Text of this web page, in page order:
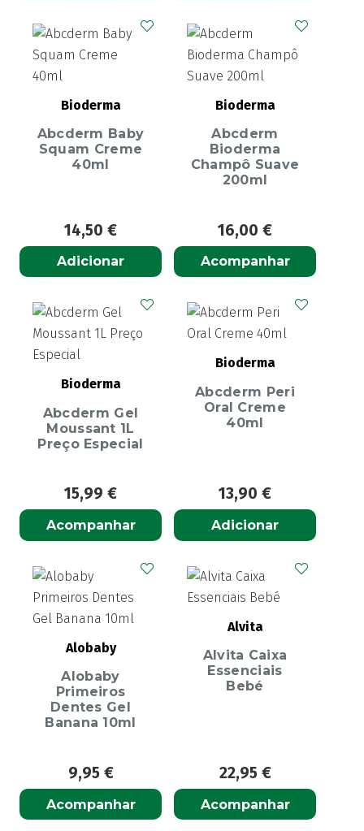
Bioderma
Abcderm Baby
Squam Creme
40ml
14,50 €
Adicionar
Bioderma
Abcderm
Bioderma
Champô Suave
200ml
16,00 €
Acompanhar
Bioderma
Abcderm Gel
Moussant 1L
Preço Especial
15,99 €
Acompanhar
Bioderma
Abcderm Peri
Oral Creme
40ml
13,90 €
Adicionar
Alobaby
Alobaby
Primeiros
Dentes Gel
Banana 10ml
9,95 €
Acompanhar
Alvita
Alvita Caixa
Essenciais
Bebé
22,95 €
Acompanhar